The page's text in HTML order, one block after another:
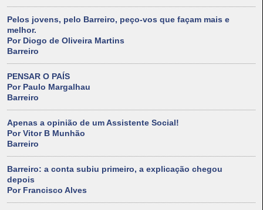
Pelos jovens, pelo Barreiro, peço-vos que façam mais e
melhor.
Por Diogo de Oliveira Martins
Barreiro
PENSAR O PAÍS
Por Paulo Margalhau
Barreiro
Apenas a opinião de um Assistente Social!
Por Vitor B Munhão
Barreiro
Barreiro: a conta subiu primeiro, a explicação chegou
depois
Por Francisco Alves